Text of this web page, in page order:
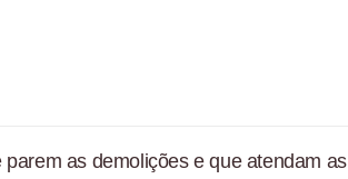
as demolições e que atendam as